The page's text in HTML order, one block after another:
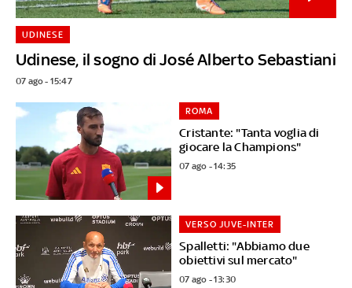
Udinese, il sogno di José Alberto Sebastiani
UDINESE
07 ago - 15:47
Cristante: "Tanta voglia di
giocare la Champions"
ROMA
07 ago - 14:35
Spalletti: "Abbiamo due
obiettivi sul mercato"
VERSO JUVE-INTER
07 ago - 13:30